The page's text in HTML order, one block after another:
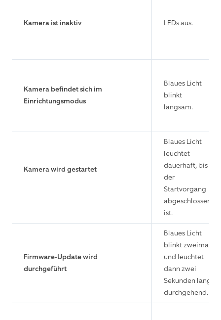
Kamera ist inaktiv LEDs aus.
Kamera befindet sich im
Einrichtungsmodus
Blaues Licht
blinkt
langsam.
Kamera wird gestartet
Blaues Licht
leuchtet
dauerhaft, bis
der
Startvorgang
abgeschlossen
ist.
Firmware-Update wird
durchgeführt
Blaues Licht
blinkt zweimal
und leuchtet
dann zwei
Sekunden lang
durchgehend.